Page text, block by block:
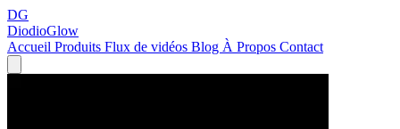
DG
DiodioGlow
Accueil Produits Flux de vidéos Blog À Propos Contact